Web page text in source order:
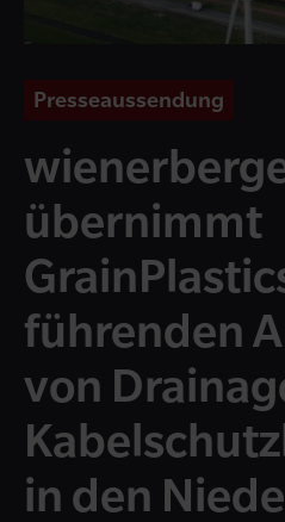
Presseaussendung
übernimmt
führenden
von
in den